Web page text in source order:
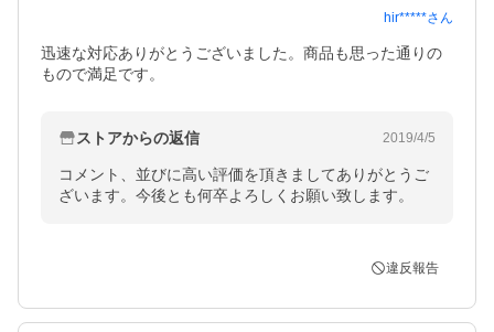
hir*****さん
迅速な対応ありがとうございました。商品も思った通りの
もので満足です。
ストアからの返信 2019/4/5
コメント、並びに高い評価を頂きましてありがとうご
ざいます。今後とも何卒よろしくお願い致します。
違反報告